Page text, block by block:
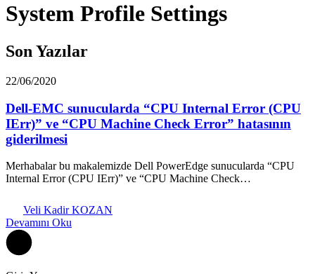
System Profile Settings
Son Yazılar
22/06/2020
Dell-EMC sunucularda “CPU Internal Error (CPU
IErr)” ve “CPU Machine Check Error” hatasının
giderilmesi
Merhabalar bu makalemizde Dell PowerEdge sunucularda “CPU
Internal Error (CPU IErr)” ve “CPU Machine Check…
Veli Kadir KOZAN
Devamını Oku